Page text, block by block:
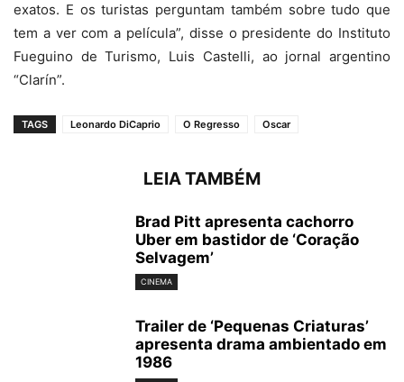
exatos. E os turistas perguntam também sobre tudo que
tem a ver com a película”, disse o presidente do Instituto
Fueguino de Turismo, Luis Castelli, ao jornal argentino
“Clarín”.
TAGS Leonardo DiCaprio O Regresso Oscar
LEIA TAMBÉM
Brad Pitt apresenta cachorro
Uber em bastidor de ‘Coração
Selvagem’
CINEMA
Trailer de ‘Pequenas Criaturas’
apresenta drama ambientado em
1986